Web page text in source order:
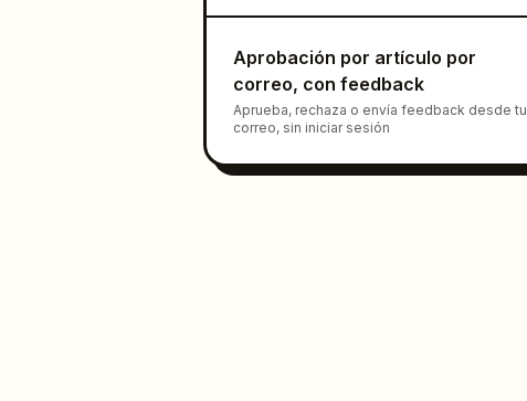
Aprobación por artículo por
correo, con feedback
Aprueba, rechaza o envía feedback desde tu
correo, sin iniciar sesión